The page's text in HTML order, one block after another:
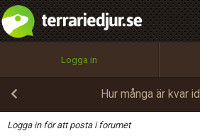
Logga in
Hur många är kvar
Logga in för att posta i forumet
Infoga
Utför
100%
OK
integritetspolicy
Namn:
Epost:
Begär nytt lösenord